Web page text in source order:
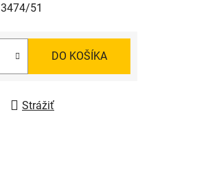
3474/51
DO KOŠÍKA
Strážiť